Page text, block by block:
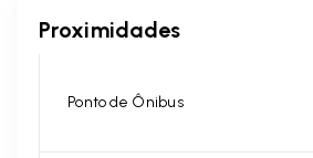
Proximidades
Ponto de Ônibus